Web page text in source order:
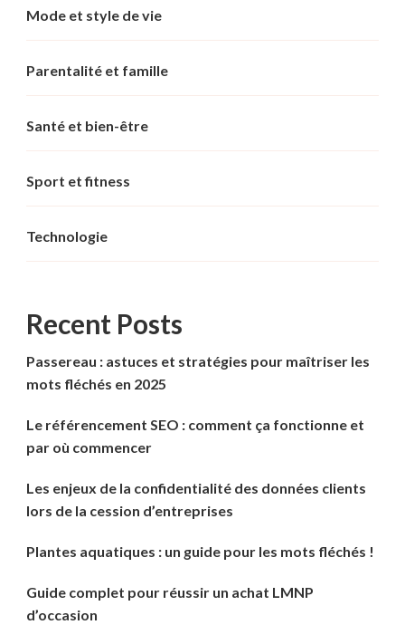
Mode et style de vie
Parentalité et famille
Santé et bien-être
Sport et fitness
Technologie
Recent Posts
Passereau : astuces et stratégies pour maîtriser les
mots fléchés en 2025
Le référencement SEO : comment ça fonctionne et
par où commencer
Les enjeux de la confidentialité des données clients
lors de la cession d’entreprises
Plantes aquatiques : un guide pour les mots fléchés !
Guide complet pour réussir un achat LMNP
d’occasion